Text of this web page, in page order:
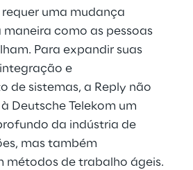
requer uma mudança
como as pessoas
Para expandir suas
e
de sistemas, a Reply não
Deutsche Telekom um
da indústria de
mas também
métodos de trabalho ágeis.